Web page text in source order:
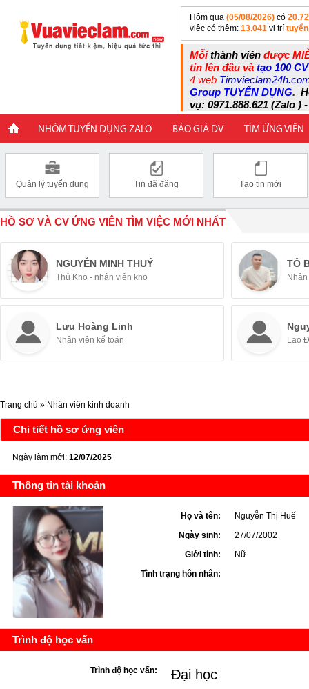
Hôm qua (05/08/2026) có
việc có thêm: 13.041 vị trí
Mỗithành viên được
tin lên đầu và tạo 100
4 web
Group TUYỂN DỤNG.
vụ: 0971.888.621 (Zalo )
NHÓM TUYỂN DỤNG ZALO BÁO GIÁ DV TÌM ỨNG VIÊN
Quản lý tuyển dụng Tin đã đăng Tạo tin mới
HỒ SƠ VÀ CV ỨNG VIÊN TÌM VIỆC MỚI NHẤT
NGUYỄN MINH THUÝ
Thủ Kho - nhân viên kho
TÔ
Lưu Hoàng Linh
Nhân viên kế toán Lao
Trang chủ » Nhân viên kinh doanh
Chi tiết hồ sơ ứng viên
Ngày làm mới: 12/07/2025
Thông tin tài khoản
Họ và tên:
Nguyễn Thị Huế
Ngày sinh:
27/07/2002
Giới tính:
Nữ
Tình trạng hôn nhân:
Trình độ học vấn
Trình độ học vấn: Đại học